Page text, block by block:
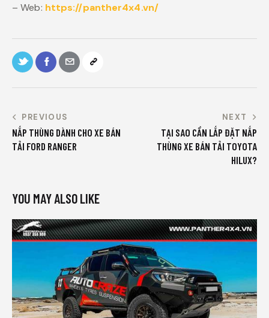
– Web: https://panther4x4.vn/
PREVIOUS
NẮP THÙNG DÀNH CHO XE BÁN
TẢI FORD RANGER
NEXT
TẠI SAO CẦN LẮP ĐẶT NẮP
THÙNG XE BÁN TẢI TOYOTA
HILUX?
YOU MAY ALSO LIKE